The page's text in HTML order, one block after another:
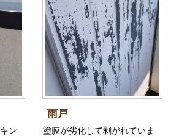
ン
雨戸
塗膜が劣化して剥がれていま